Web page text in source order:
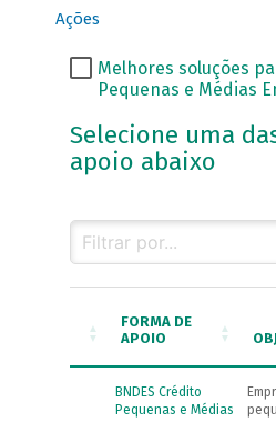
Ações
Melhores soluções
Pequenas e Médias
Selecione uma
apoio abaixo
FORMA DE
APOIO
BNDES Crédito
Pequenas e Médias